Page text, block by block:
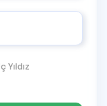
Yıldız